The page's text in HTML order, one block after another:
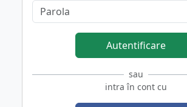
Autentificare
sau
intra în cont cu